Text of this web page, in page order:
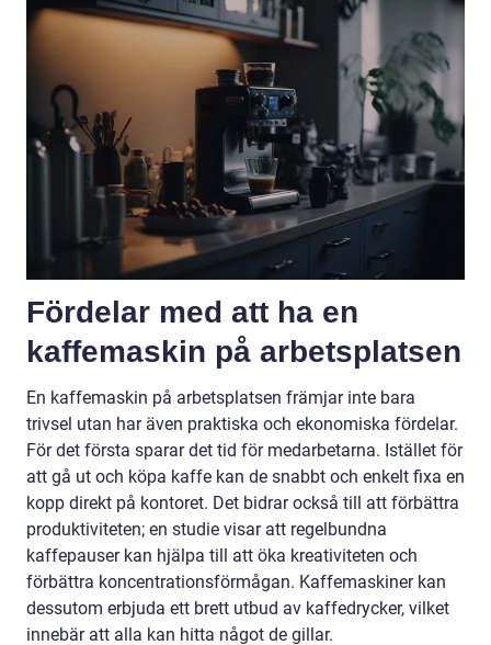
Fördelar med att ha en
kaffemaskin på arbetsplatsen
En kaffemaskin på arbetsplatsen främjar inte bara
trivsel utan har även praktiska och ekonomiska fördelar.
För det första sparar det tid för medarbetarna. Istället för
att gå ut och köpa kaffe kan de snabbt och enkelt fixa en
kopp direkt på kontoret. Det bidrar också till att förbättra
produktiviteten; en studie visar att regelbundna
kaffepauser kan hjälpa till att öka kreativiteten och
förbättra koncentrationsförmågan. Kaffemaskiner kan
dessutom erbjuda ett brett utbud av kaffedrycker, vilket
innebär att alla kan hitta något de gillar.